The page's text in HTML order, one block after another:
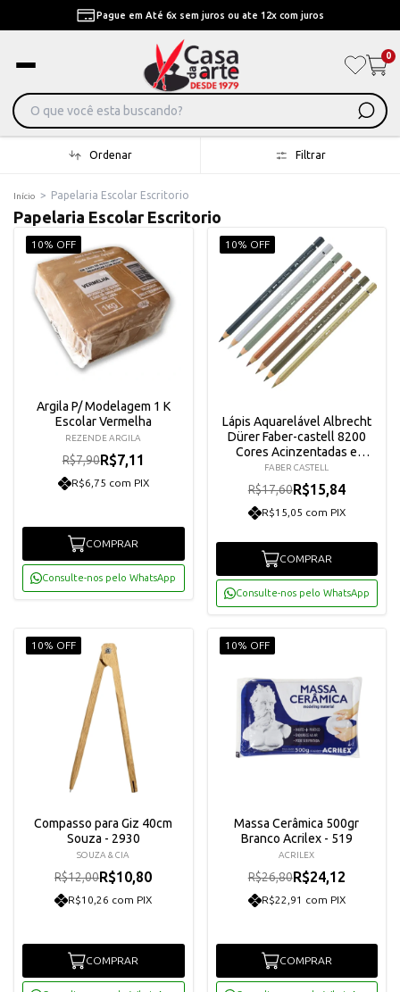
Pague em Até 6x sem juros ou ate 12x com juros
0
Ordenar Filtrar
Início > Papelaria Escolar Escritorio
Papelaria Escolar Escritorio
10% OFF
Argila P/ Modelagem 1 K
Escolar Vermelha
REZENDE ARGILA
R$7,90R$7,11
R$6,75 com PIX
COMPRAR
Consulte-nos pelo WhatsApp
10% OFF
Lápis Aquarelável Albrecht
Dürer Faber-castell 8200
Cores Acinzentadas e
Terrosas
FABER CASTELL
R$17,60R$15,84
R$15,05 com PIX
COMPRAR
Consulte-nos pelo WhatsApp
10% OFF
Compasso para Giz 40cm
Souza - 2930
SOUZA & CIA
R$12,00R$10,80
R$10,26 com PIX
COMPRAR
10% OFF
Massa Cerâmica 500gr
Branco Acrilex - 519
ACRILEX
R$26,80R$24,12
R$22,91 com PIX
COMPRAR